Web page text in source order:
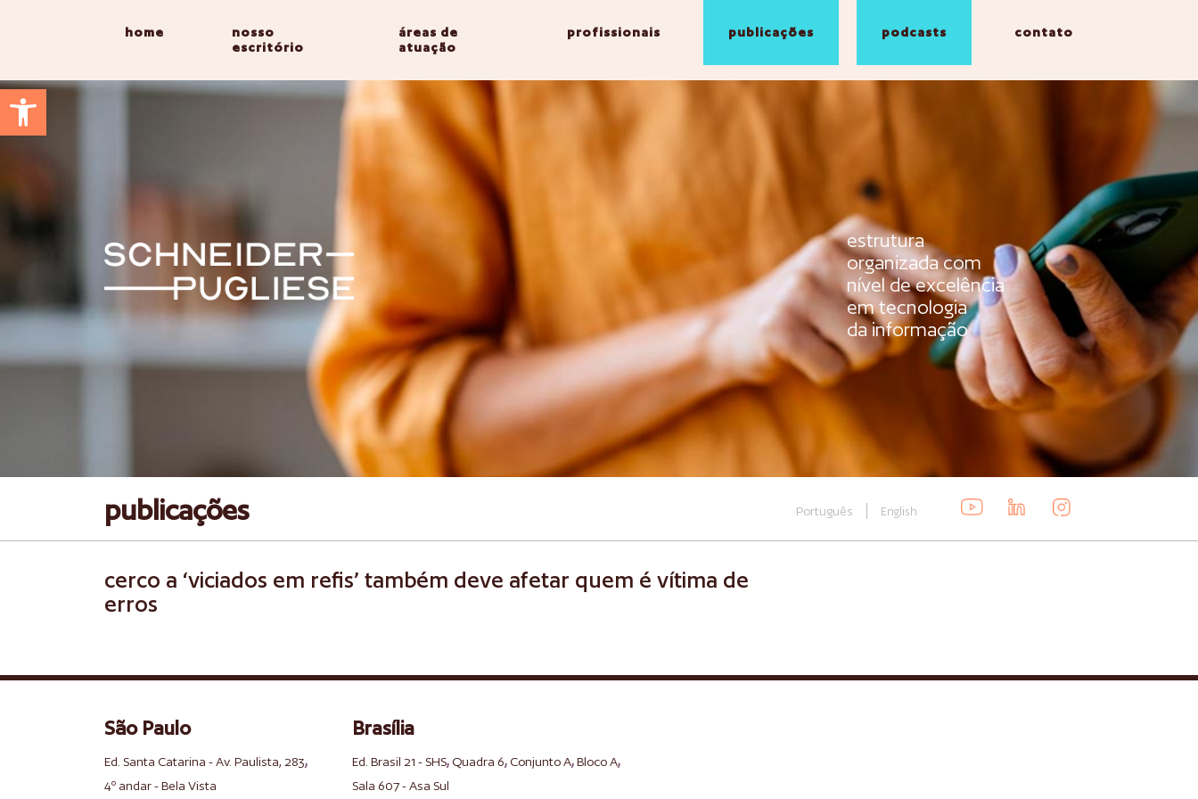
Abrir a barra de ferramentas
home
nosso
escritório
áreas de
atuação
profissionais publicações podcasts contato
estrutura
organizada com
nível de excelência
em tecnologia
da informação
publicações Português English
cerco a ‘viciados em refis’ também deve afetar quem é vítima de
erros
São Paulo
Ed. Santa Catarina - Av. Paulista, 283,
4º andar - Bela Vista
Brasília
Ed. Brasil 21 - SHS,Quadra 6,Conjunto A,Bloco A,
Sala 607 - Asa Sul